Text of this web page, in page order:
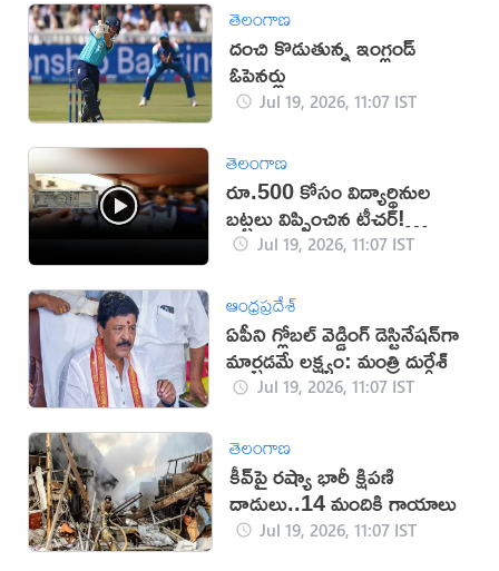
తెలంగాణ
దంచి కొడుతున్న ఇంగ్లండ్
ఓపెనర్లు
Jul 19, 2026, 11:07 IST
తెలంగాణ
రూ.500 కోసం విద్యార్థినుల
బట్టలు విప్పించిన టీచర్!
(వీడియో)
Jul 19, 2026, 11:07 IST
ఆంధ్రప్రదేశ్
ఏపీని గ్లోబల్ వెడ్డింగ్ డెస్టినేషన్‌గా
మార్చడమే లక్ష్యం: మంత్రి దుర్గేశ్‌
Jul 19, 2026, 11:07 IST
తెలంగాణ
కీవ్‌పై రష్యా భారీ క్షిపణి
దాడులు..14 మందికి గాయాలు
Jul 19, 2026, 11:07 IST